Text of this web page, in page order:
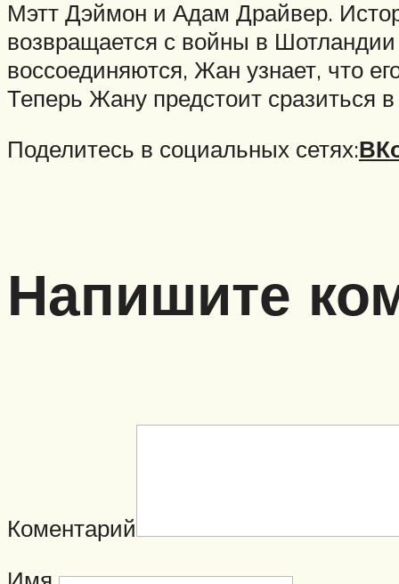
Мэтт Дэймон и Адам Драйвер.
возвращается с войны в
воссоединяются, Жан узнает, что
Теперь Жану предстоит сразиться
Поделитесь в социальных сетях:
Напишите
Коментарий